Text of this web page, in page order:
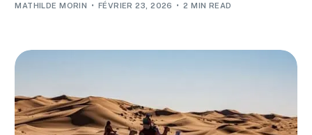
MATHILDE MORIN FÉVRIER 23, 2026 2 MIN READ